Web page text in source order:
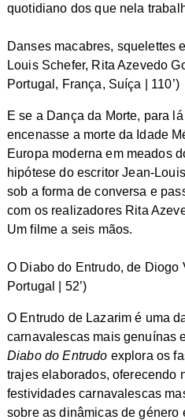
quotidiano dos que nela
Danses macabres, squelettes
Louis Schefer, Rita Azevedo
Portugal, França, Suíça | 110’)
E se a Dança da Morte, para
encenasse a morte da Idade
Europa moderna em meados
hipótese do escritor Jean-
sob a forma de conversa e
com os realizadores Rita
Um filme a seis mãos.
O Diabo do Entrudo, de Diogo
Portugal | 52’)
O Entrudo de Lazarim é uma
carnavalescas mais genuínas
Diabo do Entrudo explora os
trajes elaborados, oferecendo
festividades carnavalescas
sobre as dinâmicas de género